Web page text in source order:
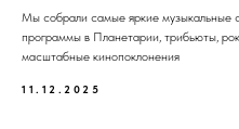
Мы собрали самые яркие музыкальные
программы в Планетарии, трибьюты,
масштабные кинопоклонения
11.12.2025